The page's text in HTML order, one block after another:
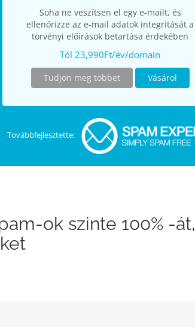
Soha ne veszítsen el egy e-mailt, és
ellenőrizze az e-mail adatok integritását a
törvényi előírások betartása érdekében
Tól 23,990Ft/év/domain
Tudjon meg többet Vásárol
Továbbfejlesztette:
ok szinte 100% -át,